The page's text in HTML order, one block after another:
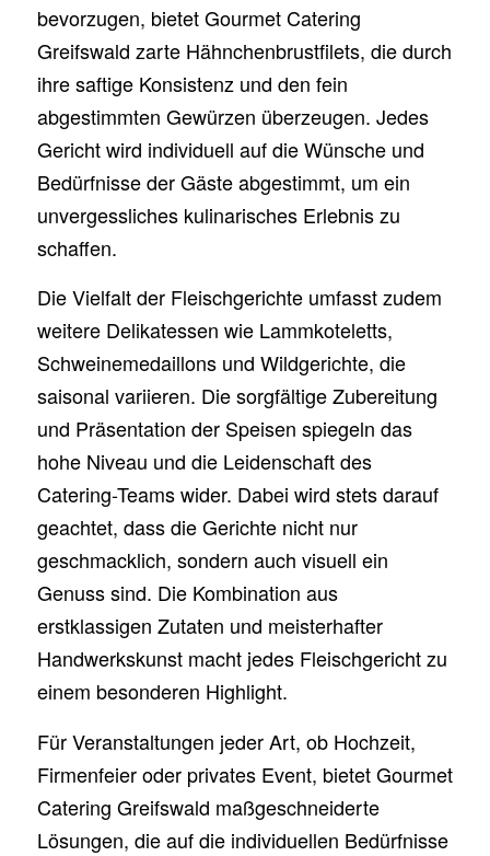
bevorzugen, bietet Gourmet Catering
Greifswald zarte Hähnchenbrustfilets, die durch
ihre saftige Konsistenz und den fein
abgestimmten Gewürzen überzeugen. Jedes
Gericht wird individuell auf die Wünsche und
Bedürfnisse der Gäste abgestimmt, um ein
unvergessliches kulinarisches Erlebnis zu
schaffen.
Die Vielfalt der Fleischgerichte umfasst zudem
weitere Delikatessen wie Lammkoteletts,
Schweinemedaillons und Wildgerichte, die
saisonal variieren. Die sorgfältige Zubereitung
und Präsentation der Speisen spiegeln das
hohe Niveau und die Leidenschaft des
Catering-Teams wider. Dabei wird stets darauf
geachtet, dass die Gerichte nicht nur
geschmacklich, sondern auch visuell ein
Genuss sind. Die Kombination aus
erstklassigen Zutaten und meisterhafter
Handwerkskunst macht jedes Fleischgericht zu
einem besonderen Highlight.
Für Veranstaltungen jeder Art, ob Hochzeit,
Firmenfeier oder privates Event, bietet Gourmet
Catering Greifswald maßgeschneiderte
Lösungen, die auf die individuellen Bedürfnisse